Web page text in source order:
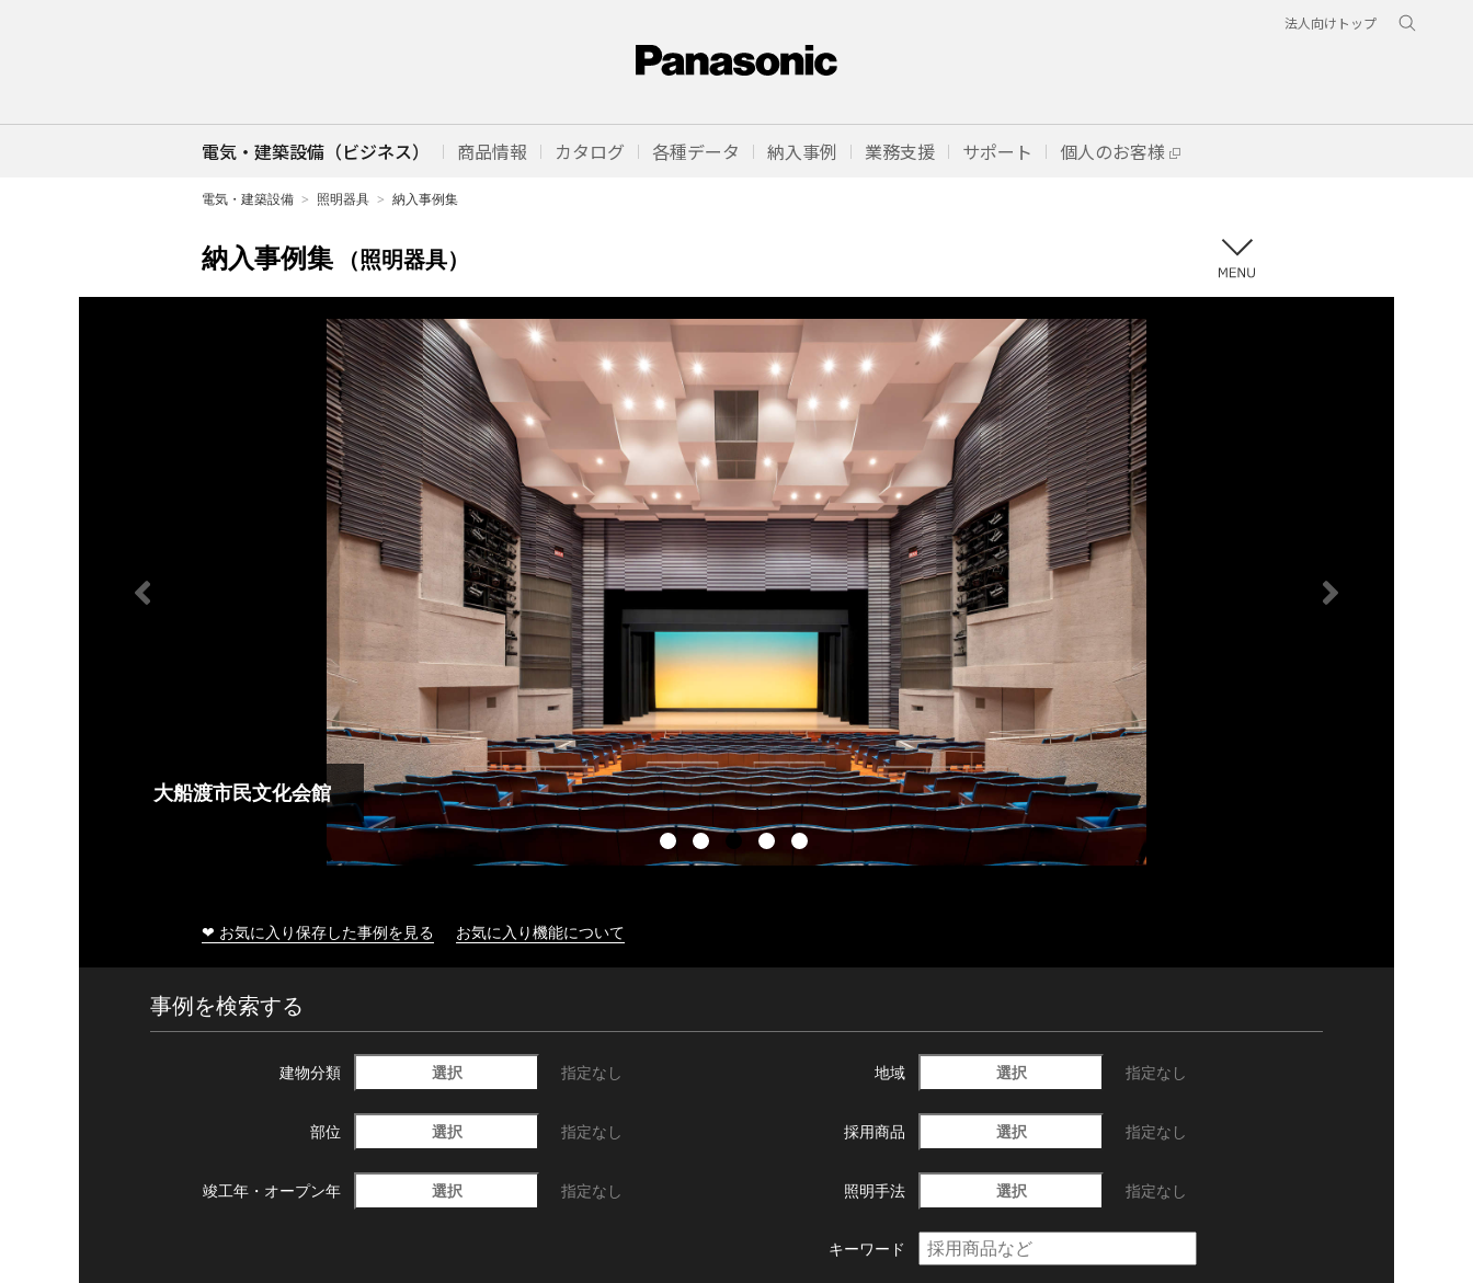
法人向けトップ
電気・建築設備（ビジネス） 商品情報 カタログ 各種データ 納入事例 業務支援 サポート 個人のお客様
電気・建築設備 照明器具 納入事例集
納入事例集 （照明器具）
大船渡市民文化会館
❤ お気に入り保存した事例を見る お気に入り機能について
事例を検索する
建物分類 選択 指定なし 地域 選択 指定なし
部位 選択 指定なし 採用商品 選択 指定なし
竣工年・ オープン年 選択 指定なし 照明手法 選択 指定なし
キーワード